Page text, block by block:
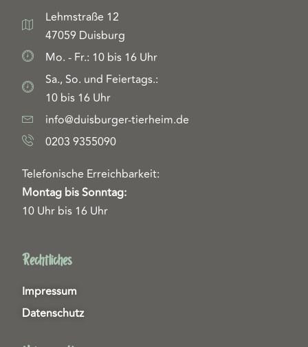
Lehmstraße 12
47059 Duisburg
Mo. - Fr.: 10 bis 16 Uhr
Sa., So. und Feiertags.:
10 bis 16 Uhr
info@duisburger-tierheim.de
0203 9355090
Telefonische Erreichbarkeit:
Montag bis Sonntag:
10 Uhr bis 16 Uhr
Rechtliches
Impressum
Datenschutz